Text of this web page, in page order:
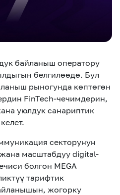
MegaKassa
байланыш оператору
белгилөөдө. Бул
рыногунда көптөгөн
FinTech-чечимдерин,
уюлдук санариптик
секторунун
масштабдуу digital-
болгон MEGA
тарифтик
жогорку